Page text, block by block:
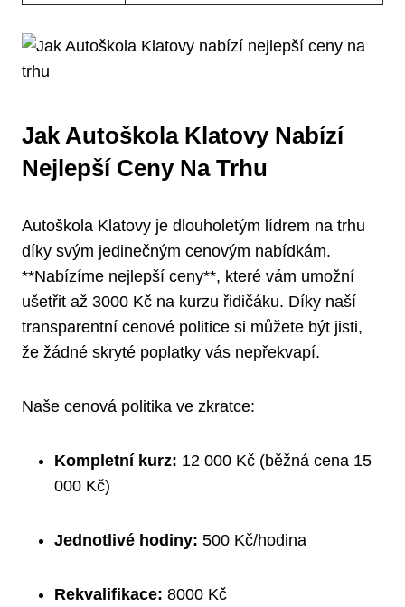
Jak Autoškola Klatovy Nabízí
Nejlepší Ceny Na Trhu
Autoškola Klatovy je dlouholetým lídrem na trhu
díky svým jedinečným cenovým nabídkám.
**Nabízíme nejlepší ceny**, které vám umožní
ušetřit až 3000 Kč na kurzu řidičáku. Díky naší
transparentní cenové politice si můžete být jisti,
že žádné skryté poplatky vás nepřekvapí.
Naše cenová politika ve zkratce:
Kompletní kurz: 12 000 Kč (běžná cena 15
000 Kč)
Jednotlivé hodiny: 500 Kč/hodina
Rekvalifikace: 8000 Kč